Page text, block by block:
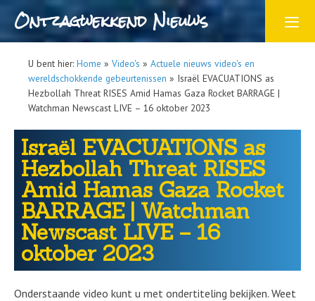
Ontzagwekkend Nieuws
U bent hier: Home » Video's » Actuele nieuws video's en
wereldschokkende gebeurtenissen » Israël EVACUATIONS as
Hezbollah Threat RISES Amid Hamas Gaza Rocket BARRAGE |
Watchman Newscast LIVE – 16 oktober 2023
Israël EVACUATIONS as
Hezbollah Threat RISES
Amid Hamas Gaza Rocket
BARRAGE | Watchman
Newscast LIVE – 16
oktober 2023
Onderstaande video kunt u met ondertiteling bekijken. Weet